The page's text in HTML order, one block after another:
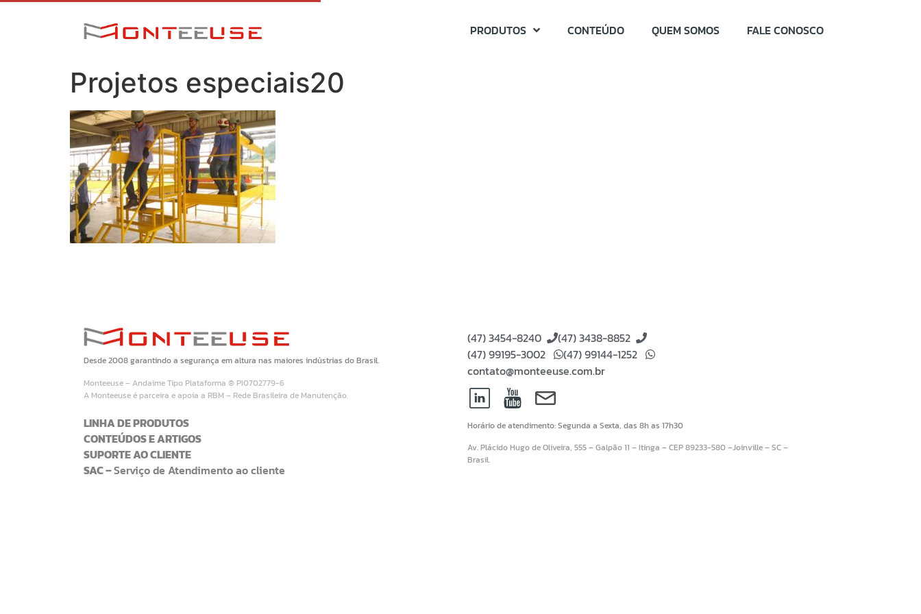
PRODUTOS CONTEÚDO QUEM SOMOS FALE CONOSCO
Projetos especiais20
Desde 2008 garantindo a segurança em altura nas maiores indústrias do Brasil.
Monteeuse – Andaime Tipo Plataforma ® PI0702779-6
A Monteeuse é parceira e apoia a RBM – Rede Brasileira de Manutenção.
LINHA DE PRODUTOS
CONTEÚDOS E ARTIGOS
SUPORTE AO CLIENTE
SAC –Serviço de Atendimento ao cliente
(47) 3454-8240
(47) 3438-8852
(47) 99195-3002 (47) 99144-1252
contato@monteeuse.com.br
Horário de atendimento: Segunda a Sexta, das 8h as 17h30
Av. Plácido Hugo de Oliveira, 555 – Galpão 11 – Itinga – CEP 89233-580 –Joinville – SC –
Brasil.